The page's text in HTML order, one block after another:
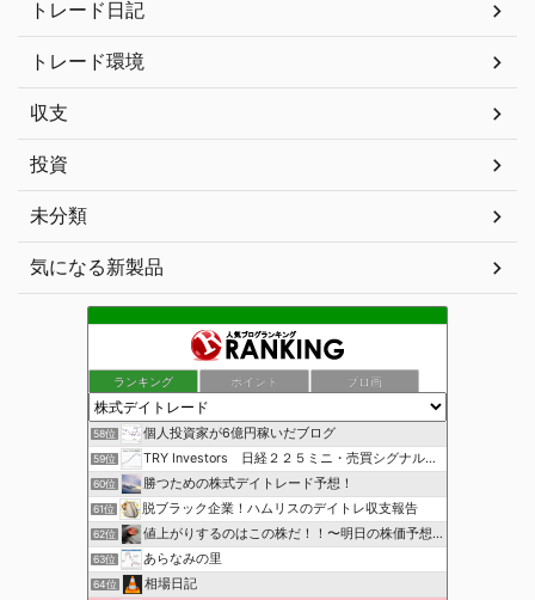
トレード日記
トレード環境
収支
投資
未分類
気になる新製品
ランキング ポイント ブロ画
58位 個人投資家が6億円稼いだブログ
59位 TRY Investors 日経２２５ミニ・売買シグナル公開
60位 勝つための株式デイトレード予想！
61位 脱ブラック企業！ハムリスのデイトレ収支報告
62位 値上がりするのはこの株だ！！〜明日の株価予想〜
63位 あらなみの里
64位 相場日記